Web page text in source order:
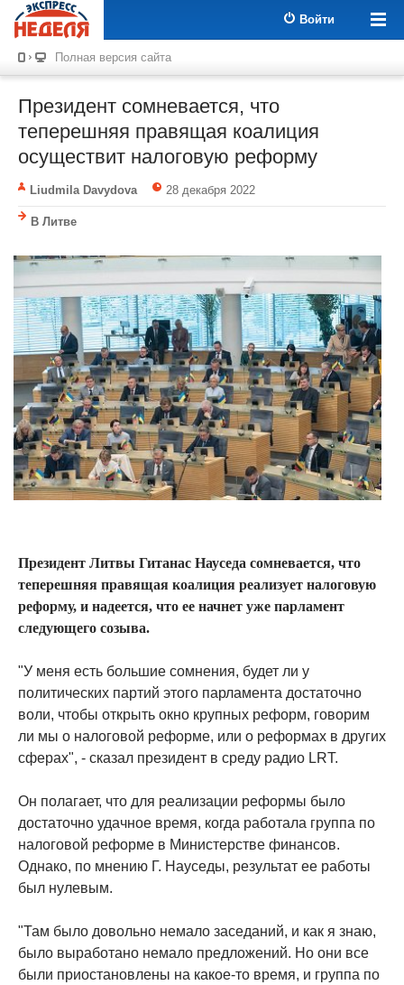
Войти
Полная версия сайта
Президент сомневается, что
теперешняя правящая коалиция
осуществит налоговую реформу
Liudmila Davydova 28 декабря 2022
В Литве
Президент Литвы Гитанас Науседа сомневается, что
теперешняя правящая коалиция реализует налоговую
реформу, и надеется, что ее начнет уже парламент
следующего созыва.
"У меня есть большие сомнения, будет ли у
политических партий этого парламента достаточно
воли, чтобы открыть окно крупных реформ, говорим
ли мы о налоговой реформе, или о реформах в других
сферах", - сказал президент в среду радио LRT.
Он полагает, что для реализации реформы было
достаточно удачное время, когда работала группа по
налоговой реформе в Министерстве финансов.
Однако, по мнению Г. Науседы, результат ее работы
был нулевым.
"Там было довольно немало заседаний, и как я знаю,
было выработано немало предложений. Но они все
были приостановлены на какое-то время, и группа по